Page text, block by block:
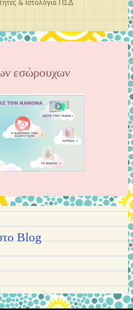
& Ιστολόγια ΠΣΔ
εσώρουχων
Blog